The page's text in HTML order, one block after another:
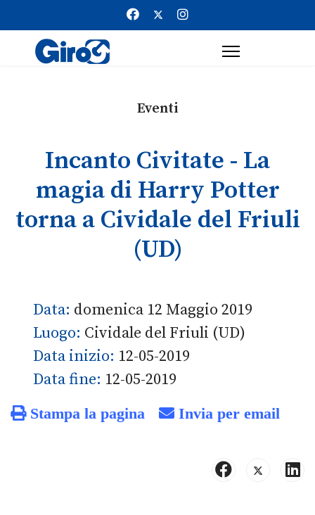
Eventi
Incanto Civitate - La
magia di Harry Potter
torna a Cividale del Friuli
(UD)
Data: domenica 12 Maggio 2019
Luogo: Cividale del Friuli (UD)
Data inizio: 12-05-2019
Data fine: 12-05-2019
Stampa la pagina Invia per email